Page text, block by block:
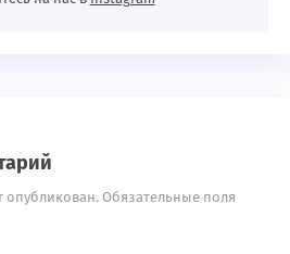
опубликован. Обязательные поля